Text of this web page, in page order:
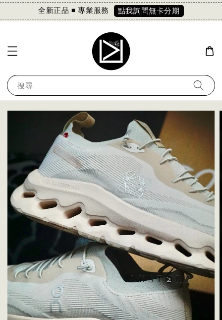
全新正品 ◾️ 專業服務 點我詢問無卡分期
搜尋